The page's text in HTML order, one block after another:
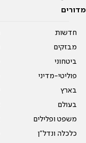
מדורים
חדשות
מבזקים
ביטחוני
פוליטי-מדיני
בארץ
בעולם
משפט ופלילים
כלכלה ונדל"ן